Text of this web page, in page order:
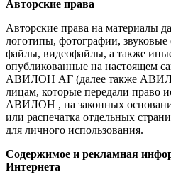
Авторские права
Авторские права на материалы
логотипы, фотографии,
файлы, видеофайлы, а также
опубликованные на настоящем
АВИЛОН АГ (далее также
лицам, которые передали право
АВИЛОН , на законных
или распечатка отдельных
для личного использования.
Содержимое и рекламная
Интернета